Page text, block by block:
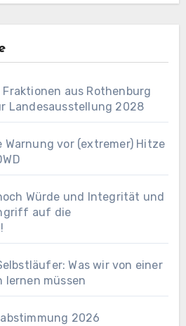
aus Rothenburg
Landesausstellung 2028
vor (extremer) Hitze
Würde und Integrität und
auf die
Was wir von einer
lernen müssen
2026